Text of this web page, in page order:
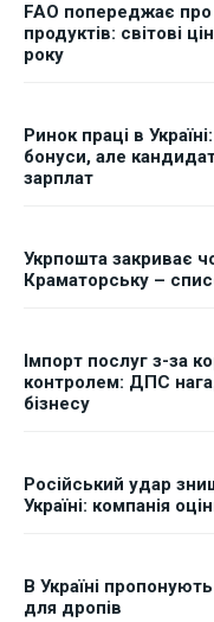
FAO попереджає
продуктів: світові
року
Ринок праці в
бонуси, але
зарплат
Укрпошта закриває
Краматорську –
Імпорт послуг з-за
контролем: ДПС
бізнесу
Російський удар
Україні: компанія
В Україні
для дропів